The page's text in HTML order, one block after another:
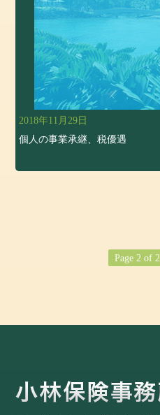
2018年11月29日
個人の事業承継、税優遇
Page 2 of 2